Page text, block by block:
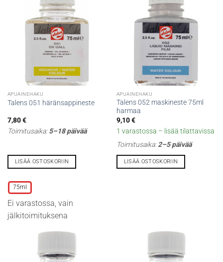
sivulla.
APUAINEHAKU
Talens 051 häränsappineste
7,80€
Toimitusaika:5–18 päivää
LISÄÄ OSTOSKORIIN
tuotteella
on
useampi
muunnelma.
75ml
Ei varastossa, vain
jälkitoimituksena
APUAINEHAKU
Talens 052 maskineste 75ml
harmaa
9,10€
1 varastossa – lisää tilattavissa
Toimitusaika:2–5 päivää
LISÄÄ OSTOSKORIIN